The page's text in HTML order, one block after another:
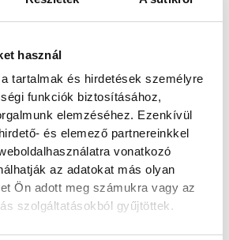
használ
tartalmak és hirdetések személyre
funkciók biztosításához,
elemzéséhez. Ezenkívül
és elemező partnereinkkel
vonatkozó
az adatokat más olyan
Ön adott meg számukra vagy az
szolgáltatásokból gyűjtöttek.